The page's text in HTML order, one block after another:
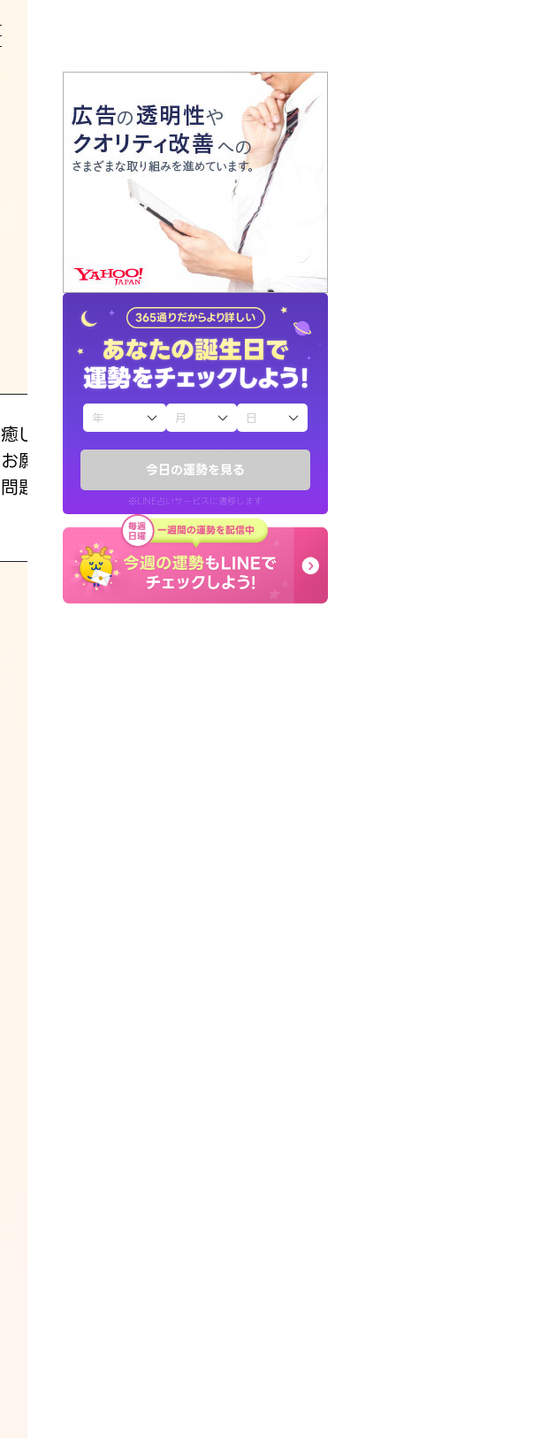
今日の運勢を見る
※LINE占いサービスに遷移します
トップ
ユーザーの声
占いの流れ
おすすめの占い師
よくある質問
えもじの子（占）12星座占い
お知らせ
癒し系でおしゃべりしたくて鑑定を
お願いしてます(笑)
問題解決もピカイチ！
50代 女性